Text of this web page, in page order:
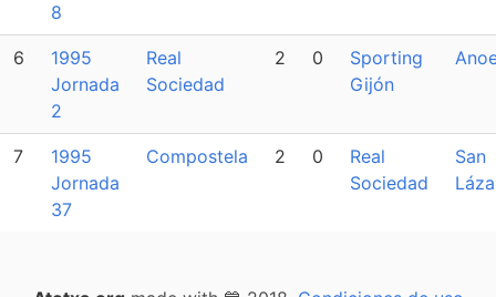
8
6
1995
Jornada
2
Real
Sociedad
2 0
Sporting
Gijón
7
1995
Jornada
37
Compostela 2 0
Real
Sociedad
San